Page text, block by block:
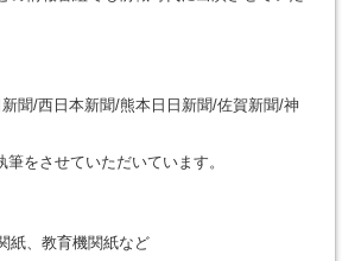
聞/西日本新聞/熊本日日新聞/佐賀新聞/神
をさせていただいています。
紙、教育機関紙など